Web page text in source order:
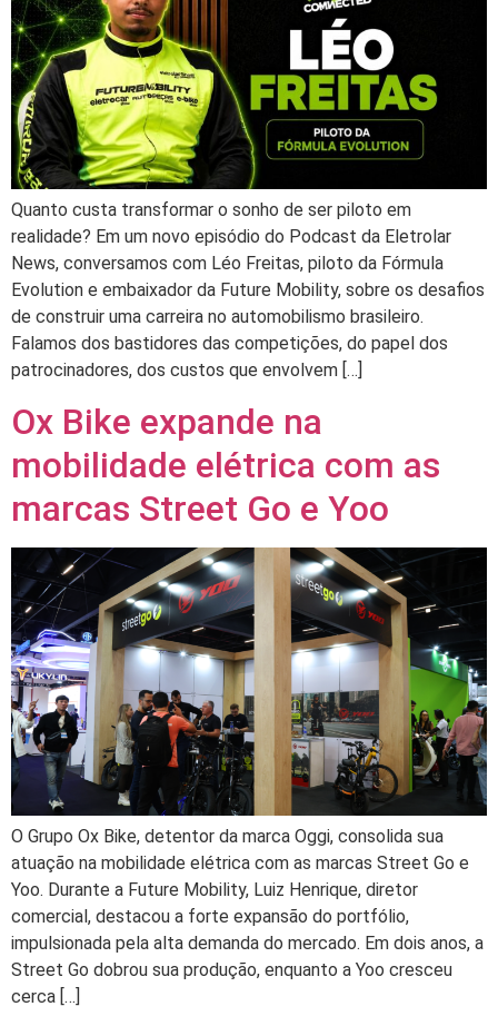
Quanto custa transformar o sonho de ser piloto em
realidade? Em um novo episódio do Podcast da Eletrolar
News, conversamos com Léo Freitas, piloto da Fórmula
Evolution e embaixador da Future Mobility, sobre os desafios
de construir uma carreira no automobilismo brasileiro.
Falamos dos bastidores das competições, do papel dos
patrocinadores, dos custos que envolvem […]
Ox Bike expande na
mobilidade elétrica com as
marcas Street Go e Yoo
O Grupo Ox Bike, detentor da marca Oggi, consolida sua
atuação na mobilidade elétrica com as marcas Street Go e
Yoo. Durante a Future Mobility, Luiz Henrique, diretor
comercial, destacou a forte expansão do portfólio,
impulsionada pela alta demanda do mercado. Em dois anos, a
Street Go dobrou sua produção, enquanto a Yoo cresceu
cerca […]